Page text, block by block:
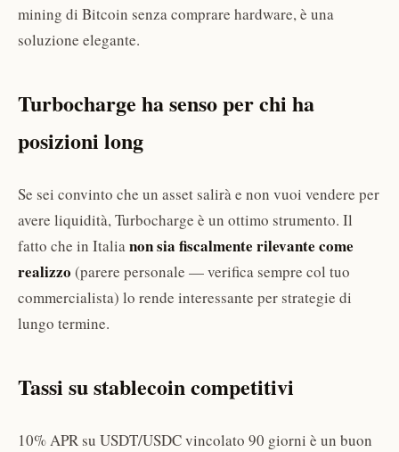
mining di Bitcoin senza comprare hardware, è una
soluzione elegante.
Turbocharge ha senso per chi ha
posizioni long
Se sei convinto che un asset salirà e non vuoi vendere per
avere liquidità, Turbocharge è un ottimo strumento. Il
fatto che in Italianon sia fiscalmente rilevante come
realizzo (parere personale — verifica sempre col tuo
commercialista) lo rende interessante per strategie di
lungo termine.
Tassi su stablecoin competitivi
10% APR su USDT/USDC vincolato 90 giorni è un buon